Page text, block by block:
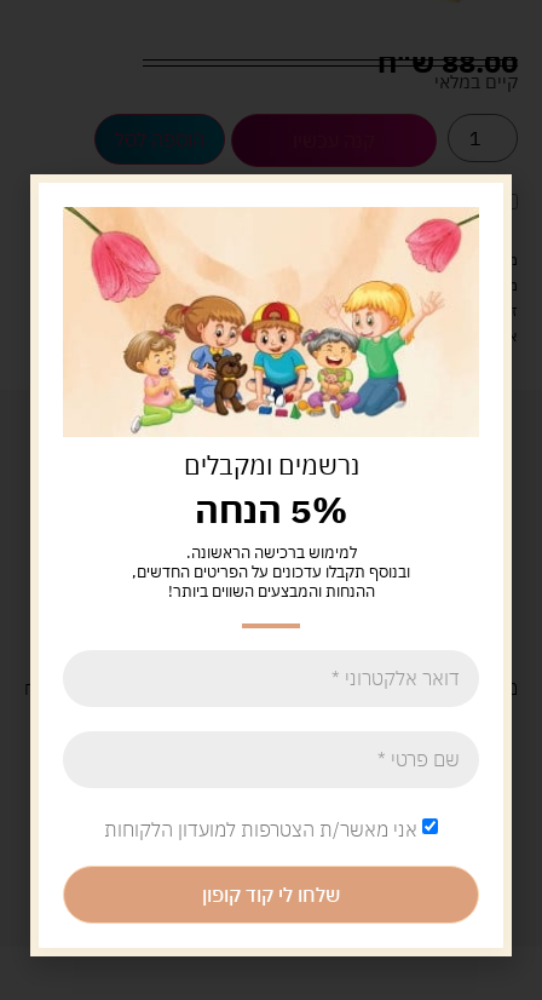
88.00ש"ח
קיים במלאי
הוספה לסל
לארוז את המוצר באריזת מתנה5.00 ש"ח ?
מעל 329 ש"ח, משלוח עם שליח עד הבית חינם! – 0 ₪
משלוח עם שליח עד הבית: 29 ש"ח
זמן אספקה: עד 4 ימי עסקים.
איסוף עצמי: מ"ביתר טויס" רחוב בניין דוד 18, ביתר עילית.
משלוח חינםבקנייה מעל 329 ש"ח
נרשמים ומקבלים
5% הנחה
למימוש ברכישה הראשונה.
ובנוסף תקבלו עדכונים על הפריטים החדשים,
ההנחות והמבצעים השווים ביותר!
אני מאשר/ת הצטרפות למועדון הלקוחות
שלחו לי קוד קופון